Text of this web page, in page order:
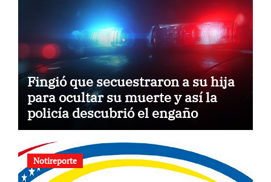
Fingió que secuestraron a su hija
para ocultar su muerte y así la
policía descubrió el engaño
Notireporte